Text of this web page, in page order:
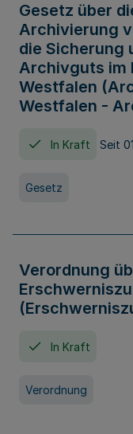
Gesetz über
Archivierung
die Sicherung
Archivguts im
Westfalen
Westfalen -
In Kraft Seit
Gesetz
Verordnung
In Kraft
Verordnung